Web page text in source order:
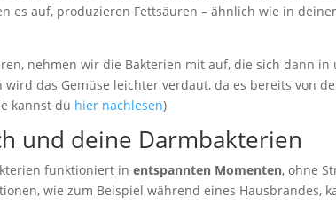
es auf, produzieren Fettsäuren – ähnlich wie in
nehmen wir die Bakterien mit auf, die sich dann
das Gemüse leichter verdaut, da es bereits von
kannst du hier nachlesen)
und deine Darmbakterien
funktioniert in entspannten Momenten, ohne
wie zum Beispiel während eines Hausbrandes,